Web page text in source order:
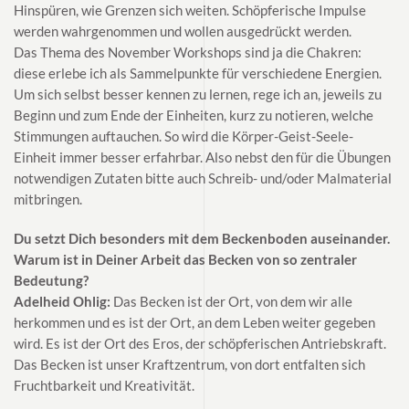
Hinspüren, wie Grenzen sich weiten. Schöpferische Impulse
werden wahrgenommen und wollen ausgedrückt werden.
Das Thema des November Workshops sind ja die Chakren:
diese erlebe ich als Sammelpunkte für verschiedene Energien.
Um sich selbst besser kennen zu lernen, rege ich an, jeweils zu
Beginn und zum Ende der Einheiten, kurz zu notieren, welche
Stimmungen auftauchen. So wird die Körper-Geist-Seele-
Einheit immer besser erfahrbar. Also nebst den für die Übungen
notwendigen Zutaten bitte auch Schreib- und/oder Malmaterial
mitbringen.
Du setzt Dich besonders mit dem Beckenboden auseinander.
Warum ist in Deiner Arbeit das Becken von so zentraler
Bedeutung?
Adelheid Ohlig: Das Becken ist der Ort, von dem wir alle
herkommen und es ist der Ort, an dem Leben weiter gegeben
wird. Es ist der Ort des Eros, der schöpferischen Antriebskraft.
Das Becken ist unser Kraftzentrum, von dort entfalten sich
Fruchtbarkeit und Kreativität.